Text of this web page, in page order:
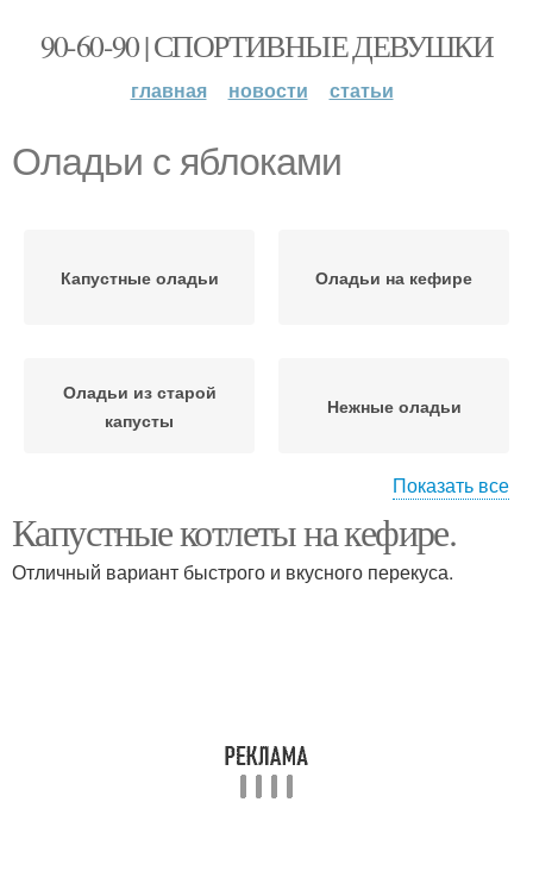
90-60-90 | СПОРТИВНЫЕ ДЕВУШКИ
главная новости статьи
Оладьи с яблоками
Капустные оладьи Оладьи на кефире
Оладьи из старой
капусты
Нежные оладьи
Пышные оладьи Оладьи с капустой
Показать все
Капустные котлеты на кефире.
Отличный вариант быстрого и вкусного перекуса.